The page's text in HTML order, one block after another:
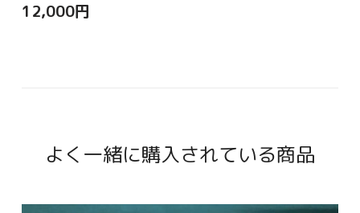
12,000円
よく一緒に購入されている商品